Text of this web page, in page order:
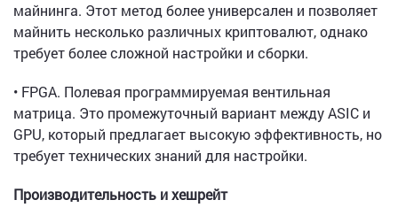
майнинга. Этот метод более универсален и позволяет
майнить несколько различных криптовалют, однако
требует более сложной настройки и сборки.
• FPGA. Полевая программируемая вентильная
матрица. Это промежуточный вариант между ASIC и
GPU, который предлагает высокую эффективность, но
требует технических знаний для настройки.
Производительность и хешрейт